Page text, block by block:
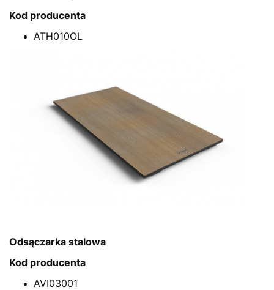
Kod producenta
ATH010OL
Odsączarka stalowa
Kod producenta
AVI03001